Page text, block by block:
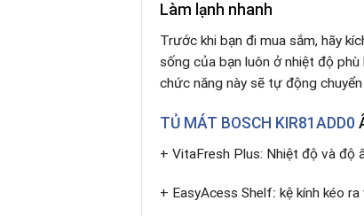
Làm lạnh nhanh
Trước khi bạn đi mua sắm, hãy
sống của bạn luôn ở nhiệt độ
chức năng này sẽ tự động
TỦ MÁT BOSCH KIR81ADD0
+ VitaFresh Plus: Nhiệt độ và độ
+ EasyAcess Shelf: kệ kính kéo